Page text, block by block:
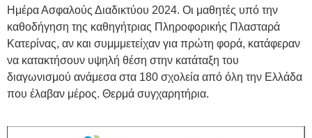
Ημέρα Ασφαλούς Διαδικτύου 2024. Οι μαθητές υπό την
καθοδήγηση της καθηγήτριας Πληροφορικής Πλασταρά
Κατερίνας, αν και συμμμετείχαν για πρώτη φορά, κατάφεραν
να κατακτήσουν υψηλή θέση στην κατάταξη του
διαγωνισμού ανάμεσα στα 180 σχολεία από όλη την Ελλάδα
που έλαβαν μέρος. Θερμά συγχαρητήρια.